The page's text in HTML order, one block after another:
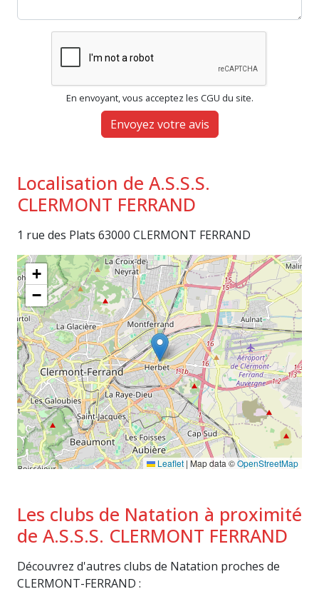
En envoyant, vous acceptez les CGU du site.
Envoyez votre avis
Localisation de A.S.S.S.
CLERMONT FERRAND
1 rue des Plats 63000 CLERMONT FERRAND
+
−
Leaflet | Map data ©OpenStreetMap
Les clubs de Natation à proximité
de A.S.S.S. CLERMONT FERRAND
Découvrez d'autres clubs de Natation proches de
CLERMONT-FERRAND :